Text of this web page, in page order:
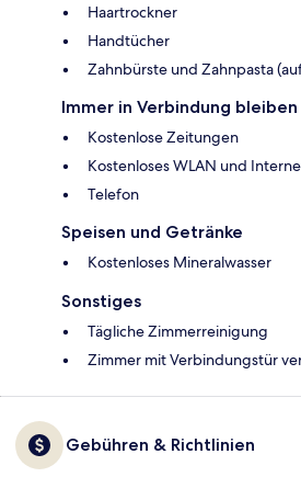
Haartrockner
Handtücher
Zahnbürste und Zahnpasta
Immer in Verbindung bleiben
Kostenlose Zeitungen
Kostenloses WLAN und
Telefon
Speisen und Getränke
Kostenloses Mineralwasser
Sonstiges
Tägliche Zimmerreinigung
Zimmer mit Verbindungstür
Gebühren & Richtlinien